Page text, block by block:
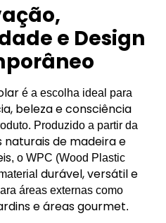
e Design
é a escolha ideal para
beleza e consciência
Produzido a partir da
naturais de madeira e
, o WPC (Wood Plastic
durável, versátil e
áreas externas como
e áreas gourmet.